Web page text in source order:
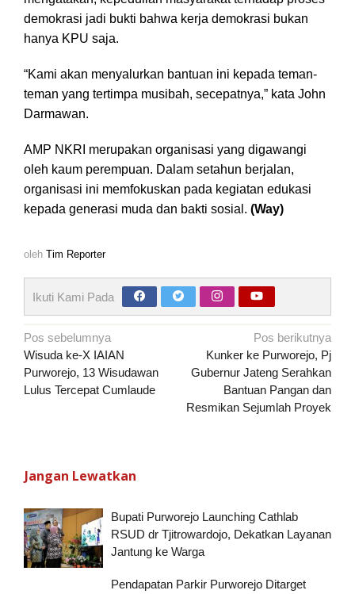
demokrasi jadi bukti bahwa kerja demokrasi bukan
hanya KPU saja.
“Kami akan menyalurkan bantuan ini kepada teman-
teman yang tertimpa musibah, secepatnya,” kata John
Darmawan.
AMP NKRI merupakan organisasi yang digawangi
oleh kaum perempuan. Dalam setahun berjalan,
organisasi ini memfokuskan pada kegiatan edukasi
kepada generasi muda dan bakti sosial. (Way)
oleh Tim Reporter
Ikuti Kami Pada
Navigasi
pos
Pos sebelumnya
Wisuda ke-X IAIAN
Purworejo, 13 Wisudawan
Lulus Tercepat Cumlaude
Pos berikutnya
Kunker ke Purworejo, Pj
Gubernur Jateng Serahkan
Bantuan Pangan dan
Resmikan Sejumlah Proyek
Jangan Lewatkan
Bupati Purworejo Launching Cathlab
RSUD dr Tjitrowardojo, Dekatkan Layanan
Jantung ke Warga
Pendapatan Parkir Purworejo Ditarget